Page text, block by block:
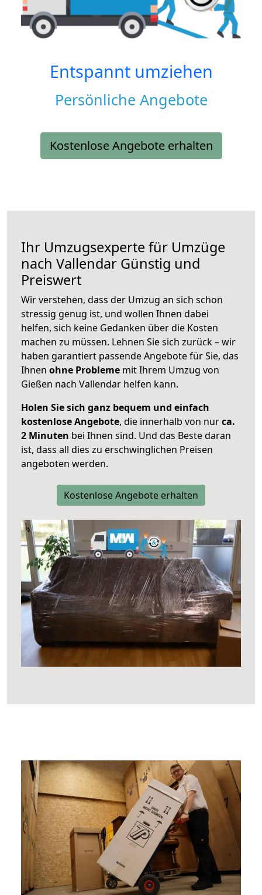
Entspannt umziehen
Persönliche Angebote
Kostenlose Angebote erhalten
Ihr Umzugsexperte für Umzüge
nach Vallendar Günstig und
Preiswert
Wir verstehen, dass der Umzug an sich schon
stressig genug ist, und wollen Ihnen dabei
helfen, sich keine Gedanken über die Kosten
machen zu müssen. Lehnen Sie sich zurück – wir
haben garantiert passende Angebote für Sie, das
Ihnen ohne Probleme mit Ihrem Umzug von
Gießen nach Vallendar helfen kann.
Holen Sie sich ganz bequem und einfach
kostenlose Angebote, die innerhalb von nurca.
2 Minuten bei Ihnen sind. Und das Beste daran
ist, dass all dies zu erschwinglichen Preisen
angeboten werden.
Kostenlose Angebote erhalten